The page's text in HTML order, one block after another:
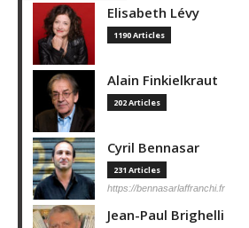
Elisabeth Lévy
1190 Articles
Alain Finkielkraut
202 Articles
Cyril Bennasar
231 Articles
https://bennasarlaffranchi.fr
Jean-Paul Brighelli